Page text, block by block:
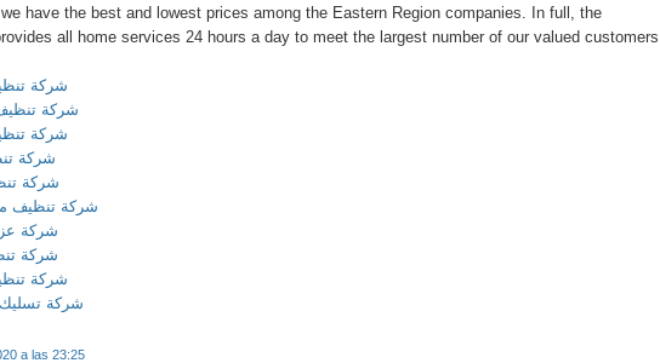
have the best and lowest prices among the Eastern Region companies. In full, the
all home services 24 hours a day to meet the largest number of our valued customers.
شركة
شركة
شركة
شركة
شركة
شركة تنظيف
شركة
شركة
شركة
شركة
a las 23:25